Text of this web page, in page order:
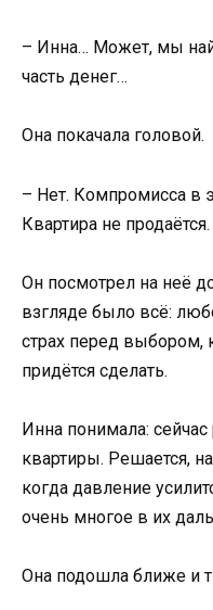
– Инна… Может, мы
часть денег…
Она покачала головой.
– Нет. Компромисса в
Квартира не продаётся.
Он посмотрел на неё
взгляде было всё:
страх перед выбором,
придётся сделать.
Инна понимала:
квартиры. Решается,
когда давление
очень многое в их
Она подошла ближе и